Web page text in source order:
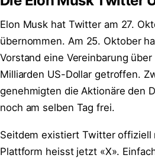
Elon Musk hat Twitter am 27.
übernommen. Am 25. Oktober
Vorstand eine Vereinbarung
Milliarden US-Dollar getroffen.
genehmigten die Aktionäre den
noch am selben Tag frei.
Seitdem existiert Twitter offiziell
Plattform heisst jetzt «X».